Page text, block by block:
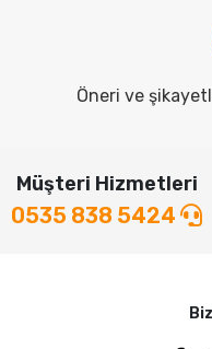
Öneri ve
Müşteri Hizmetleri
0535 838 5424